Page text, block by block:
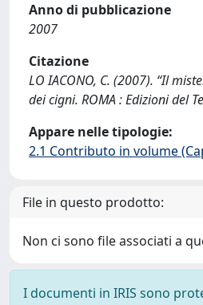
Anno di pubblicazione
2007
Citazione
LO IACONO, C. (2007). “Il
dei cigni. ROMA : Edizioni del
Appare nelle tipologie:
2.1 Contributo in volume
File in questo prodotto:
Non ci sono file associati a
I documenti in IRIS sono